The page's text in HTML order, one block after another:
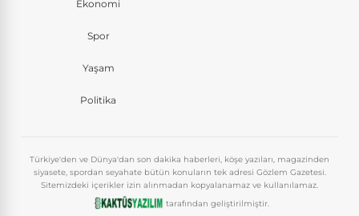
Ekonomi
Spor
Yaşam
Politika
Türkiye'den ve Dünya'dan son dakika haberleri, köşe yazıları, magazinden
siyasete, spordan seyahate bütün konuların tek adresi Gözlem Gazetesi.
Sitemizdeki içerikler izin alınmadan kopyalanamaz ve kullanılamaz.
tarafından geliştirilmiştir.